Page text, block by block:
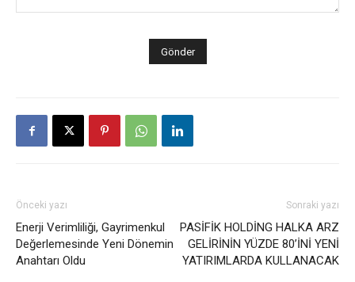
Önceki yazı
Enerji Verimliliği, Gayrimenkul
Değerlemesinde Yeni Dönemin
Anahtarı Oldu
Sonraki yazı
PASİFİK HOLDİNG HALKA ARZ
GELİRİNİN YÜZDE 80’İNİ YENİ
YATIRIMLARDA KULLANACAK